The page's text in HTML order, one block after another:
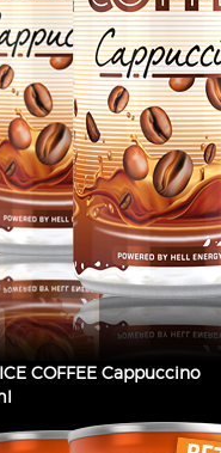
COFFEE Cappuccino